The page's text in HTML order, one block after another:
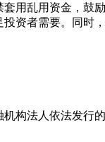
乱用资金，鼓
投资者需要。同时
构法人依法发行